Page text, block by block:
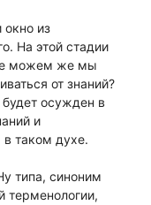
из
На этой стадии
можем же мы
от знаний?
осужден в
и
в таком духе.
типа, синоним
терменологии,